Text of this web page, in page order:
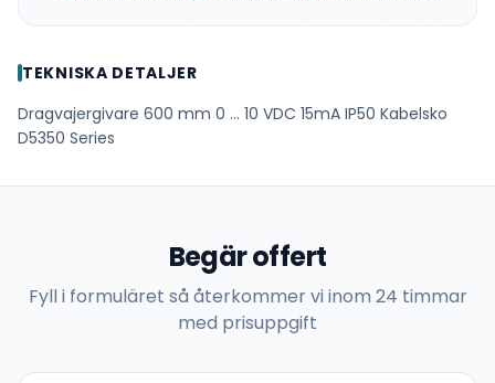
TEKNISKA DETALJER
Dragvajergivare 600 mm 0 ... 10 VDC 15mA IP50 Kabelsko
D5350 Series
Begär offert
Fyll i formuläret så återkommer vi inom 24 timmar
med prisuppgift